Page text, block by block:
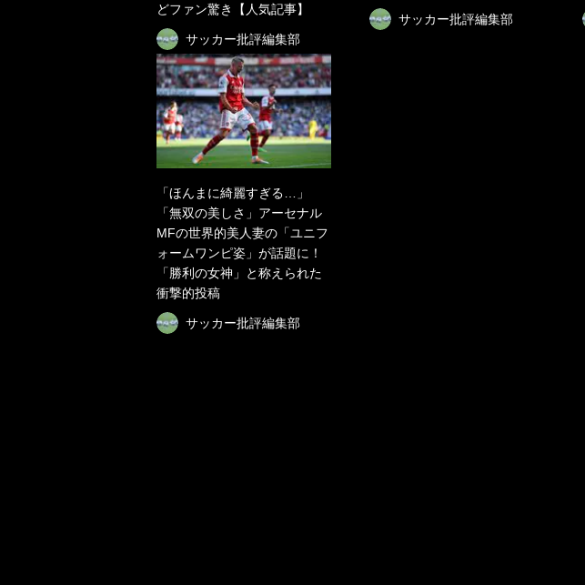
どファン驚き【人気記事】
サッカー批評編集部
サッカー批評編集部
「ほんまに綺麗すぎる…」
「無双の美しさ」アーセナル
MFの世界的美人妻の「ユニフ
ォームワンピ姿」が話題に！
「勝利の女神」と称えられた
衝撃的投稿
サッカー批評編集部